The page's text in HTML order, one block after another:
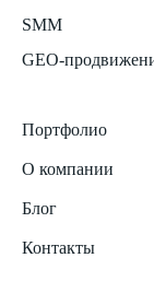
SMM
GEO-
Портфолио
О компании
Блог
Контакты